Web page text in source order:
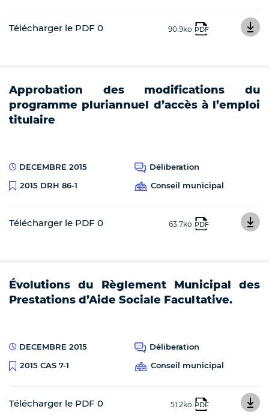
Télécharger le PDF 0 90.9ko PDF
Approbation des modifications du
programme pluriannuel d’accès à l’emploi
titulaire
DECEMBRE 2015
Déliberation
2015 DRH 86-1
Conseil municipal
Télécharger le PDF 0 63.7ko PDF
Évolutions du Règlement Municipal des
Prestations d’Aide Sociale Facultative.
DECEMBRE 2015
Déliberation
2015 CAS 7-1
Conseil municipal
Télécharger le PDF 0 51.2ko PDF